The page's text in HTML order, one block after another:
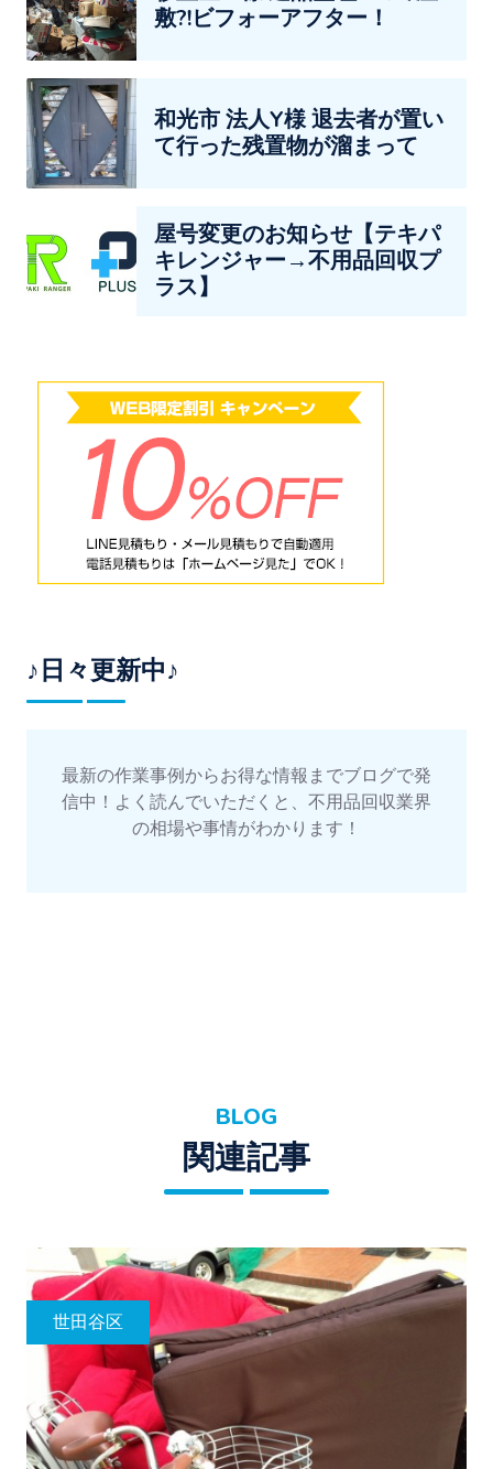
敷?!ビフォーアフター！
和光市 法人Y様 退去者が置い
て行った残置物が溜まって
屋号変更のお知らせ【テキパ
キレンジャー→不用品回収プ
ラス】
♪日々更新中♪
最新の作業事例からお得な情報までブログで発
信中！よく読んでいただくと、不用品回収業界
の相場や事情がわかります！
BLOG
関連記事
世田谷区